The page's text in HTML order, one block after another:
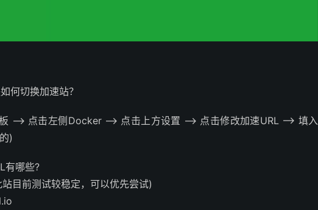
何切换加速站？
–> 点击左侧Docker –> 点击上方设置 –> 点击修改加速URL –> 填入
)
有哪些?
目前测试较稳定，可以优先尝试)